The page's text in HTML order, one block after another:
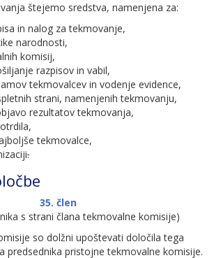
štejemo sredstva, namenjena za:
in nalog za tekmovanje,
narodnosti,
komisij,
razpisov in vabil,
tekmovalcev in vodenje evidence,
strani, namenjenih tekmovanju,
rezultatov tekmovanja,
tekmovalce,
.
35. člen
s strani člana tekmovalne komisije)
so dolžni upoštevati določila tega
predsednika pristojne tekmovalne komisije.